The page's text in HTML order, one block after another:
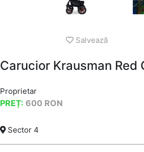
Salvează
Carucior Krausman Red
Proprietar
PREȚ: 600 RON
Sector 4